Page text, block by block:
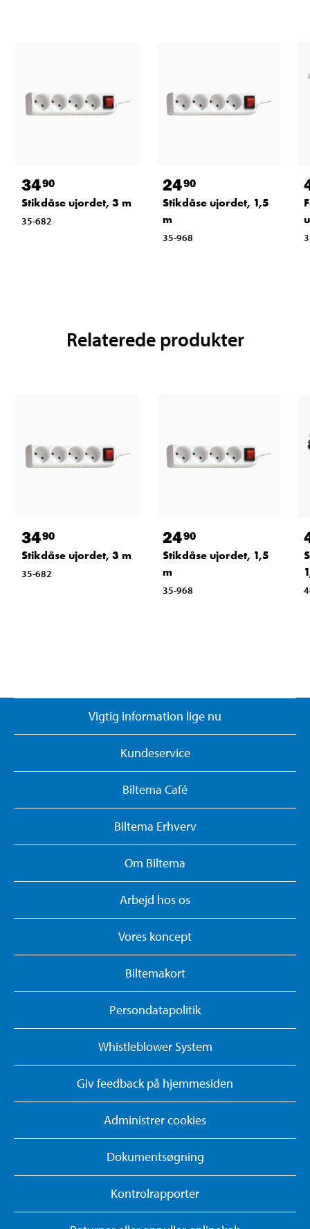
3490
Stikdåse ujordet, 3 m
35-682
2490
Stikdåse ujordet, 1,5
m
35-968
Relaterede produkter
3490
Stikdåse ujordet, 3 m
35-682
2490
Stikdåse ujordet, 1,5
m
35-968
Vigtig information lige nu
Kundeservice
Biltema Café
Biltema Erhverv
Om Biltema
Arbejd hos os
Vores koncept
Biltemakort
Persondatapolitik
Whistleblower System
Giv feedback på hjemmesiden
Administrer cookies
Dokumentsøgning
Kontrolrapporter